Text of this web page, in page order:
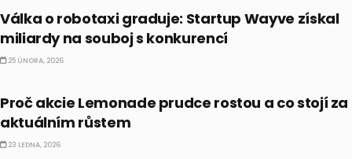
Válka o robotaxi graduje: Startup Wayve získal
miliardy na souboj s konkurencí
25 ÚNORA, 2026
Proč akcie Lemonade prudce rostou a co stojí za
aktuálním růstem
23 LEDNA, 2026